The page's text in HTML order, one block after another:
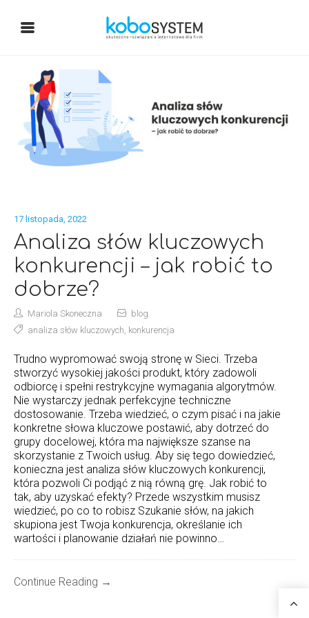
17 listopada, 2022
Analiza słów kluczowych
konkurencji – jak robić to
dobrze?
Mariola Skoneczna
blog
analiza słów kluczowych, konkurencja
Trudno wypromować swoją stronę w Sieci. Trzeba
stworzyć wysokiej jakości produkt, który zadowoli
odbiorcę i spełni restrykcyjne wymagania algorytmów.
Nie wystarczy jednak perfekcyjne techniczne
dostosowanie. Trzeba wiedzieć, o czym pisać i na jakie
konkretne słowa kluczowe postawić, aby dotrzeć do
grupy docelowej, która ma największe szanse na
skorzystanie z Twoich usług. Aby się tego dowiedzieć,
konieczna jest analiza słów kluczowych konkurencji,
która pozwoli Ci podjąć z nią równą grę. Jak robić to
tak, aby uzyskać efekty? Przede wszystkim musisz
wiedzieć, po co to robisz Szukanie słów, na jakich
skupiona jest Twoja konkurencja, określanie ich
wartości i planowanie działań nie powinno…
Continue Reading →